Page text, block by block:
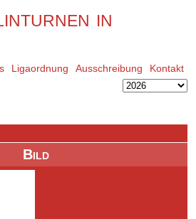
in
Ligaordnung Ausschreibung Kontakt
Bild